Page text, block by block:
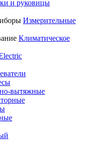
и руковицы
Измерительные
Климатическое
вытяжные